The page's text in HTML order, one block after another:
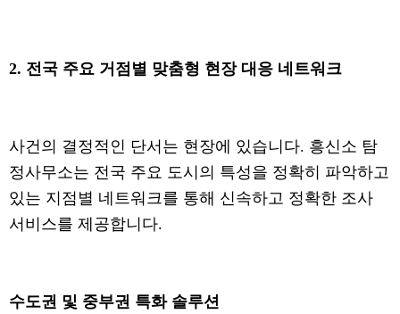
2. 전국 주요 거점별 맞춤형 현장 대응 네트워크
사건의 결정적인 단서는 현장에 있습니다. 흥신소 탐
정사무소는 전국 주요 도시의 특성을 정확히 파악하고
있는 지점별 네트워크를 통해 신속하고 정확한 조사
서비스를 제공합니다.
수도권 및 중부권 특화 솔루션